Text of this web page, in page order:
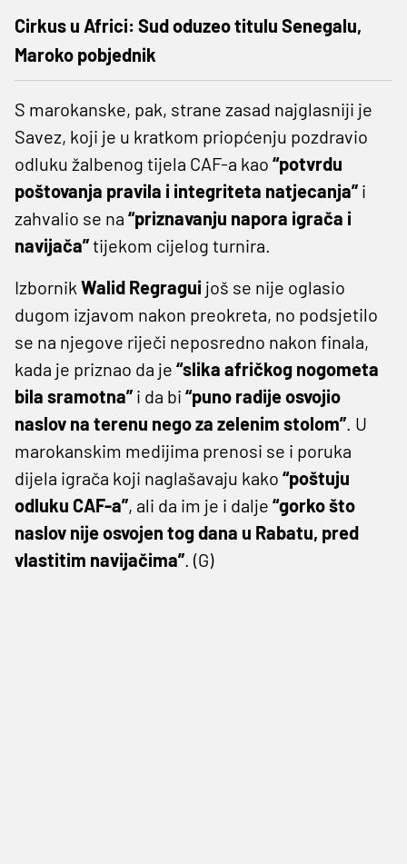
Cirkus u Africi: Sud oduzeo titulu Senegalu,
Maroko pobjednik
S marokanske, pak, strane zasad najglasniji je
Savez, koji je u kratkom priopćenju pozdravio
odluku žalbenog tijela CAF-a kao “potvrdu
poštovanja pravila i integriteta natjecanja” i
zahvalio se na “priznavanju napora igrača i
navijača”tijekom cijelog turnira.
Izbornik Walid Regragui još se nije oglasio
dugom izjavom nakon preokreta, no podsjetilo
se na njegove riječi neposredno nakon finala,
kada je priznao da je “slika afričkog nogometa
bila sramotna” i da bi “puno radije osvojio
naslov na terenu nego za zelenim stolom”. U
marokanskim medijima prenosi se i poruka
dijela igrača koji naglašavaju kako “poštuju
odluku CAF-a”, ali da im je i dalje “gorko što
naslov nije osvojen tog dana u Rabatu, pred
vlastitim navijačima”. (G)